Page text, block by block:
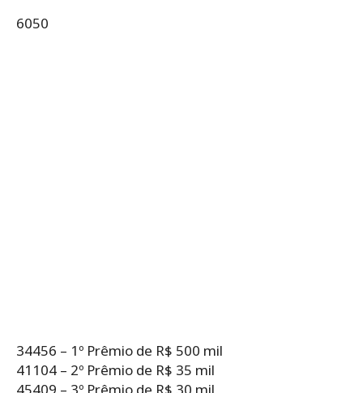
6050
34456 – 1º Prêmio de R$ 500 mil
41104 – 2º Prêmio de R$ 35 mil